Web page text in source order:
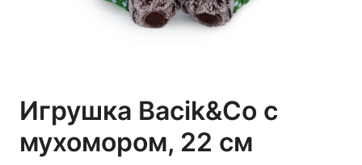
Игрушка Bacik&Co с
мухомором, 22 см